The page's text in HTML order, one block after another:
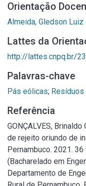
Orientação
Almeida, Gledson
Lattes da
http://lattes.cnpq.br/
Palavras-chave
Pás eólicas;
Referência
GONÇALVES,
de rejeito oriundo de
Pernambuco. 2021.
(Bacharelado em
Departamento de